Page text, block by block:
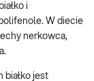
i
W diecie
nerkowca,
białko jest